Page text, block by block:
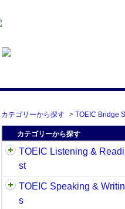
カテゴリーから探す > TOEIC Bridge
カテゴリーから探す
TOEIC Listening &
st
TOEIC Speaking &
s